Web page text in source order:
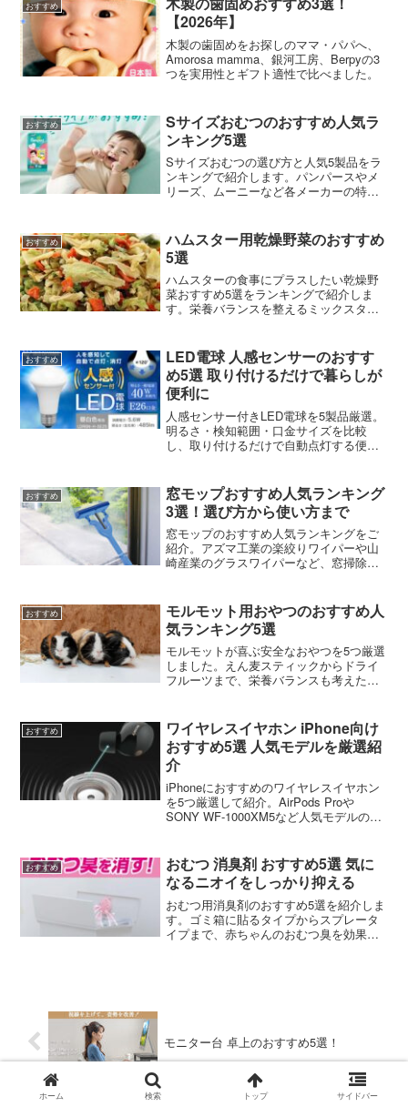
おすすめ
【2026年】
木製の歯固めをお探しのママ・パパへ、
Amorosa mamma、銀河工房、Berpyの3
つを実用性とギフト適性で比べました。
おすすめ
Sサイズおむつのおすすめ人気ラ
ンキング5選
Sサイズおむつの選び方と人気5製品をラ
ンキングで紹介します。パンパースやメ
リーズ、ムーニーなど各メーカーの特徴
おすすめ
ハムスター用乾燥野菜のおすすめ
5選
ハムスターの食事にプラスしたい乾燥野
菜おすすめ5選をランキングで紹介しま
す。栄養バランスを整えるミックスタイ
おすすめ
LED電球 人感センサーのおすす
め5選 取り付けるだけで暮らしが
便利に
人感センサー付きLED電球を5製品厳選。
明るさ・検知範囲・口金サイズを比較
し、取り付けるだけで自動点灯する便利
おすすめ
窓モップおすすめ人気ランキング
3選！選び方から使い方まで
窓モップのおすすめ人気ランキングをご
紹介。アズマ工業の楽絞りワイパーや山
崎産業のグラスワイパーなど、窓掃除が
介します。
おすすめ
モルモット用おやつのおすすめ人
気ランキング5選
モルモットが喜ぶ安全なおやつを5つ厳選
しました。えん麦スティックからドライ
フルーツまで、栄養バランスも考えた人
おすすめ
ワイヤレスイヤホン iPhone向け
おすすめ5選 人気モデルを厳選紹
介
iPhoneにおすすめのワイヤレスイヤホン
を5つ厳選して紹介。AirPods Proや
SONY WF-1000XM5など人気モデルの特
おすすめ
おむつ 消臭剤 おすすめ5選 気に
なるニオイをしっかり抑える
おむつ用消臭剤のおすすめ5選を紹介しま
す。ゴミ箱に貼るタイプからスプレータ
イプまで、赤ちゃんのおむつ臭を効果的
モニター台 卓上のおすすめ5選！
ホーム 検索 トップ サイドバー